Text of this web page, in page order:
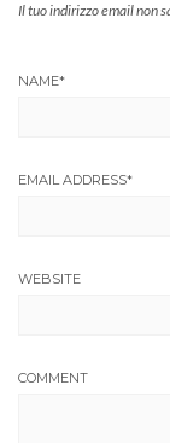
Il tuo indirizzo email non
NAME*
EMAIL ADDRESS*
WEBSITE
COMMENT